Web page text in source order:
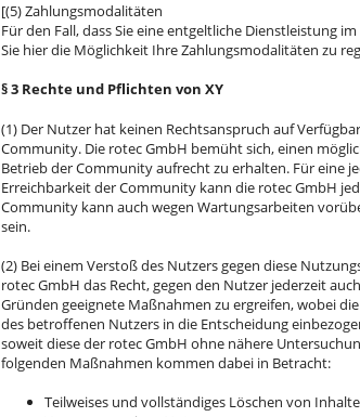
[(5) Zahlungsmodalitäten
Für den Fall, dass Sie eine entgeltliche Dienstleistung
Sie hier die Möglichkeit Ihre Zahlungsmodalitäten zu
§ 3 Rechte und Pflichten von XY
(1) Der Nutzer hat keinen Rechtsanspruch auf
Community. Die rotec GmbH bemüht sich, einen
Betrieb der Community aufrecht zu erhalten. Für eine
Erreichbarkeit der Community kann die rotec GmbH
Community kann auch wegen Wartungsarbeiten
sein.
(2) Bei einem Verstoß des Nutzers gegen diese
rotec GmbH das Recht, gegen den Nutzer jederzeit
Gründen geeignete Maßnahmen zu ergreifen, wobei
des betroffenen Nutzers in die Entscheidung
soweit diese der rotec GmbH ohne nähere
folgenden Maßnahmen kommen dabei in Betracht:
Teilweises und vollständiges Löschen von